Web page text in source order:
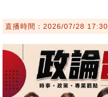
直播時間：2026/07/28 17:30